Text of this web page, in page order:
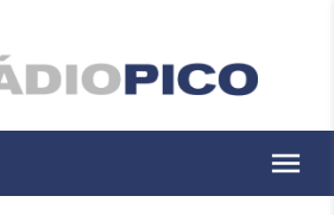
menu